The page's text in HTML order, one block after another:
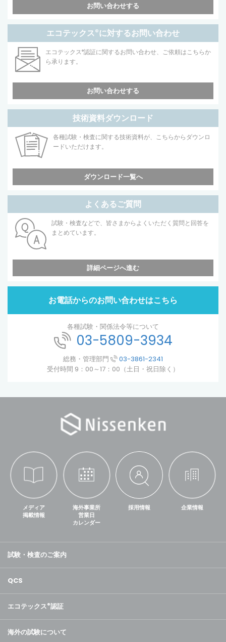
お問い合わせする
エコテックス®に対するお問い合わせ
エコテックス®認証に関するお問い合わせ、ご依頼はこちらか
ら承ります。
お問い合わせする
技術資料ダウンロード
各種試験・検査に関する技術資料が、こちらからダウンロ
ードいただけます。
ダウンロード一覧へ
よくあるご質問
試験・検査などで、皆さまからよくいただく質問と回答を
まとめています。
詳細ページへ進む
お電話からのお問い合わせはこちら
各種試験・関係法令等について
03-5809-3934
総務・管理部門
03-3861-2341
受付時間 9：00～17：00（土日・祝日除く）
メディア
掲載情報
海外事業所
営業日
カレンダー
採用情報 企業情報
試験・検査のご案内
QCS
エコテックス®認証
海外の試験について